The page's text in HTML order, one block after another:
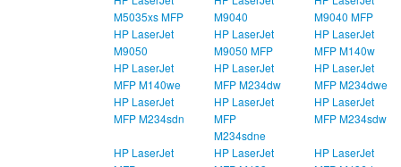
M5035xs MFP
M9040
M9040 MFP
HP LaserJet
M9050
HP LaserJet
M9050 MFP
HP LaserJet
MFP M140w
HP LaserJet
MFP M140we
HP LaserJet
MFP M234dw
HP LaserJet
MFP M234dwe
HP LaserJet
MFP M234sdn
HP LaserJet
MFP
M234sdne
HP LaserJet
MFP M234sdw
HP LaserJet
HP LaserJet
HP LaserJet